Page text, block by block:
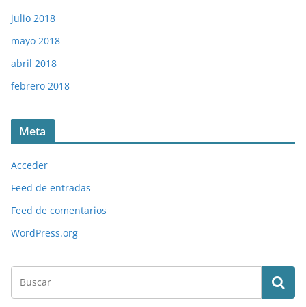
julio 2018
mayo 2018
abril 2018
febrero 2018
Meta
Acceder
Feed de entradas
Feed de comentarios
WordPress.org